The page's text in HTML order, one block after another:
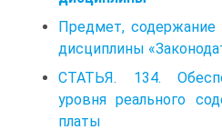
Предмет, содержание
дисциплины
СТАТЬЯ. 134.
уровня реального
платы